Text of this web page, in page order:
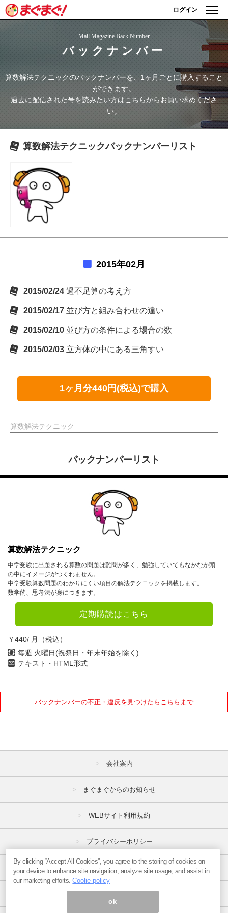
ログイン
Mail Magazine Back Number
バックナンバー
算数解法テクニックのバックナンバーを、1ヶ月ごとに購入すること
ができます。
過去に配信された号を読みたい方はこちらからお買い求めくださ
い。
算数解法テクニックバックナンバーリスト
2015年02月
2015/02/24 過不足算の考え方
2015/02/17 並び方と組み合わせの違い
2015/02/10 並び方の条件による場合の数
2015/02/03 立方体の中にある三角すい
1ヶ月分440円(税込)で購入
算数解法テクニック
バックナンバーリスト
算数解法テクニック
中学受験に出題される算数の問題は難問が多く、勉強していてもなかなか頭
の中にイメージがつくれません。
中学受験算数問題のわかりにくい項目の解法テクニックを掲載します。
数学的、思考法が身につきます。
定期購読はこちら
￥440/ 月（税込）
毎週 火曜日(祝祭日・年末年始を除く)
テキスト・HTML形式
バックナンバーの不正・違反を見つけたらこちらまで
会社案内
まぐまぐからのお知らせ
WEBサイト利用規約
プライバシーポリシー
特定商取引法
By clicking “Accept All Cookies”, you agree to the storing of cookies on
your device to enhance site navigation, analyze site usage, and assist in
our marketing efforts.Coolie policy
ok